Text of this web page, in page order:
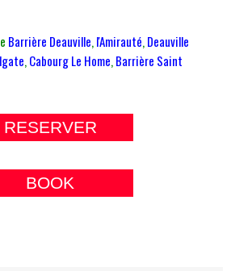
Barrière Deauville,l'Amirauté,Deauville
,Cabourg Le Home,Barrière Saint
RESERVER
BOOK